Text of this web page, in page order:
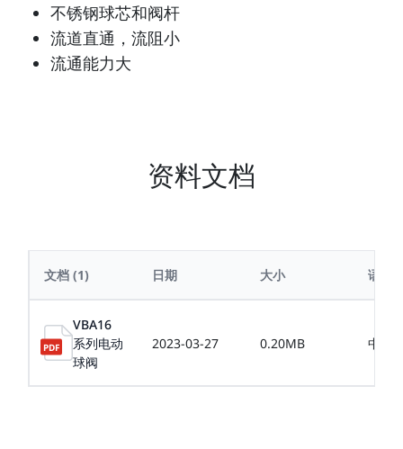
不锈钢球芯和阀杆
流道直通，流阻小
流通能力大
资料文档
文档 (1) 日期 大小 语言
VBA16
系列电动
球阀
2023-03-27 0.20MB 中文